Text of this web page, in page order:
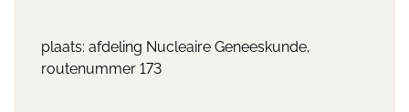
plaats: afdeling Nucleaire Geneeskunde,
routenummer 173